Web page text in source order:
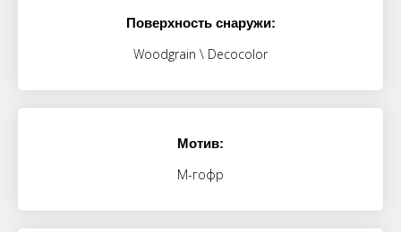
Поверхность снаружи:
Woodgrain \ Decocolor
Мотив:
М-гофр